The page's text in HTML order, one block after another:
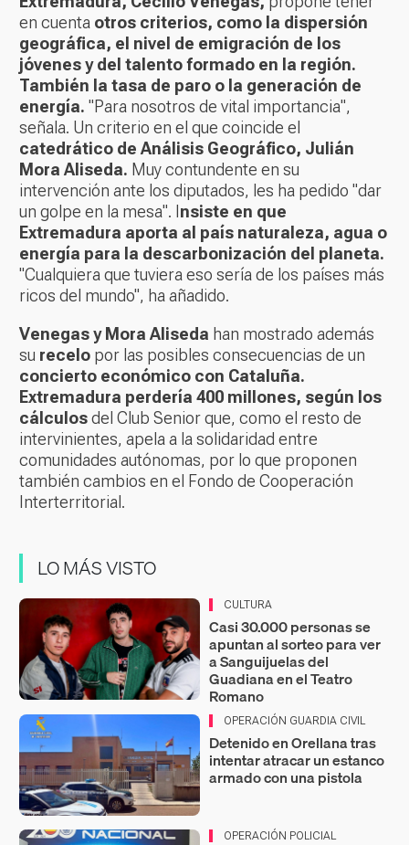
en cuenta otros criterios, como la dispersión
geográfica, el nivel de emigración de los
jóvenes y del talento formado en la región.
También la tasa de paro o la generación de
energía. "Para nosotros de vital importancia",
señala. Un criterio en el que coincide el
catedrático de Análisis Geográfico, Julián
Mora Aliseda. Muy contundente en su
intervención ante los diputados, les ha pedido "dar
un golpe en la mesa". I nsiste en que
Extremadura aporta al país naturaleza, agua o
energía para la descarbonización del planeta.
"Cualquiera que tuviera eso sería de los países más
ricos del mundo", ha añadido.
Venegas y Mora Aliseda han mostrado además
su recelo por las posibles consecuencias de un
concierto económico con Cataluña.
Extremadura perdería 400 millones, según los
cálculosdel Club Senior que, como el resto de
intervinientes, apela a la solidaridad entre
comunidades autónomas, por lo que proponen
también cambios en el Fondo de Cooperación
Interterritorial.
LO MÁS VISTO
CULTURA
Casi 30.000 personas se
apuntan al sorteo para ver
a Sanguijuelas del
Guadiana en el Teatro
Romano
OPERACIÓN GUARDIA CIVIL
Detenido en Orellana tras
intentar atracar un estanco
armado con una pistola
OPERACIÓN POLICIAL